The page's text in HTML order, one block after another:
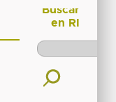
Buscar
en RI